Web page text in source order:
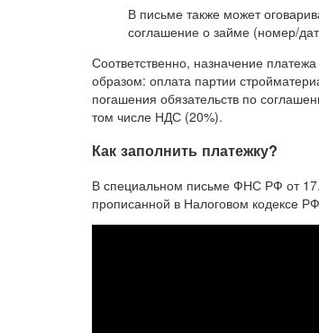
В письме также может
соглашение о займе (номер/
Соответственно, назначение
образом: оплата партии
погашения обязательств по
том числе НДС (20%).
Как заполнить платежку?
В специальном письме ФНС РФ от
прописанной в Налоговом кодексе